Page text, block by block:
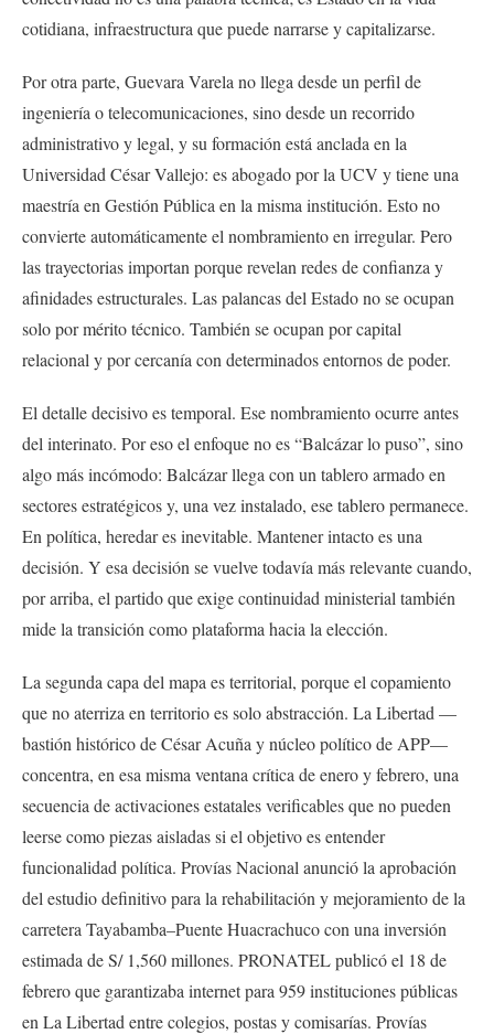
cotidiana, infraestructura que puede narrarse y capitalizarse.
Por otra parte, Guevara Varela no llega desde un perfil de
ingeniería o telecomunicaciones, sino desde un recorrido
administrativo y legal, y su formación está anclada en la
Universidad César Vallejo: es abogado por la UCV y tiene una
maestría en Gestión Pública en la misma institución. Esto no
convierte automáticamente el nombramiento en irregular. Pero
las trayectorias importan porque revelan redes de confianza y
afinidades estructurales. Las palancas del Estado no se ocupan
solo por mérito técnico. También se ocupan por capital
relacional y por cercanía con determinados entornos de poder.
El detalle decisivo es temporal. Ese nombramiento ocurre antes
del interinato. Por eso el enfoque no es “Balcázar lo puso”, sino
algo más incómodo: Balcázar llega con un tablero armado en
sectores estratégicos y, una vez instalado, ese tablero permanece.
En política, heredar es inevitable. Mantener intacto es una
decisión. Y esa decisión se vuelve todavía más relevante cuando,
por arriba, el partido que exige continuidad ministerial también
mide la transición como plataforma hacia la elección.
La segunda capa del mapa es territorial, porque el copamiento
que no aterriza en territorio es solo abstracción. La Libertad —
bastión histórico de César Acuña y núcleo político de APP—
concentra, en esa misma ventana crítica de enero y febrero, una
secuencia de activaciones estatales verificables que no pueden
leerse como piezas aisladas si el objetivo es entender
funcionalidad política. Provías Nacional anunció la aprobación
del estudio definitivo para la rehabilitación y mejoramiento de la
carretera Tayabamba–Puente Huacrachuco con una inversión
estimada de S/ 1,560 millones. PRONATEL publicó el 18 de
febrero que garantizaba internet para 959 instituciones públicas
en La Libertad entre colegios, postas y comisarías. Provías